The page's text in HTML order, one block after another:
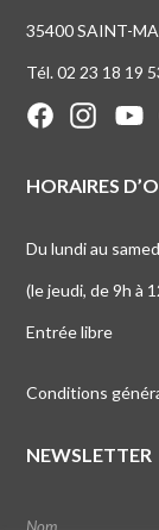
35400 SAINT-
Tél. 02 23 18 19
HORAIRES
Du lundi au
(le jeudi, de 9h à
Entrée libre
Conditions
NEWSLETTER